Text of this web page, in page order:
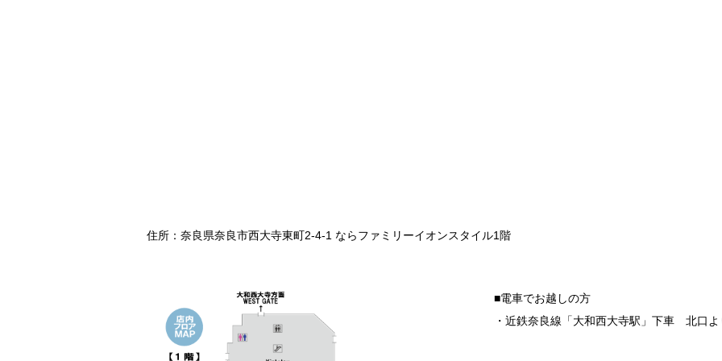
住所：奈良県奈良市西大寺東町2-4-1 ならファミリーイオンスタイル1階
■電車でお越しの方
・近鉄奈良線「大和西大寺駅」下車 北口